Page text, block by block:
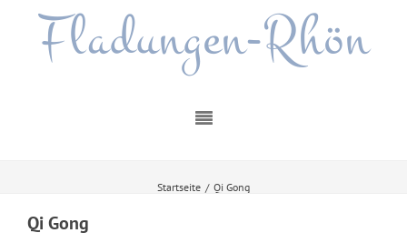
Fladungen-Rhön
Startseite / Qi Gong
Qi Gong